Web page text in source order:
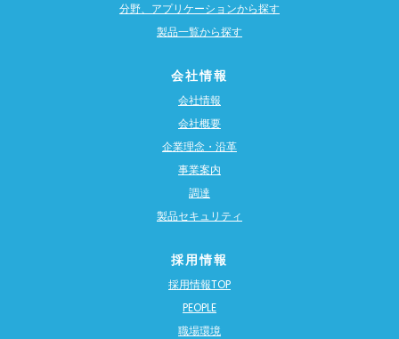
分野、アプリケーションから探す
製品一覧から探す
会社情報
会社情報
会社概要
企業理念・沿革
事業案内
調達
製品セキュリティ
採用情報
採用情報TOP
PEOPLE
職場環境